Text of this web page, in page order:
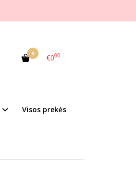
0 €000
Visos prekės